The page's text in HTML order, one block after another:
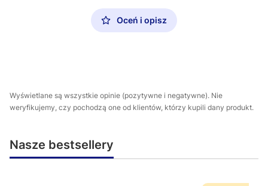
Oceń i opisz
Wyświetlane są wszystkie opinie (pozytywne i negatywne). Nie
weryfikujemy, czy pochodzą one od klientów, którzy kupili dany produkt.
Nasze bestsellery